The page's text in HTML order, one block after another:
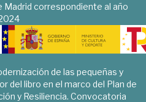
Madrid correspondiente al año
de las pequeñas y
del libro en el marco del Plan de
y Resiliencia. Convocatoria